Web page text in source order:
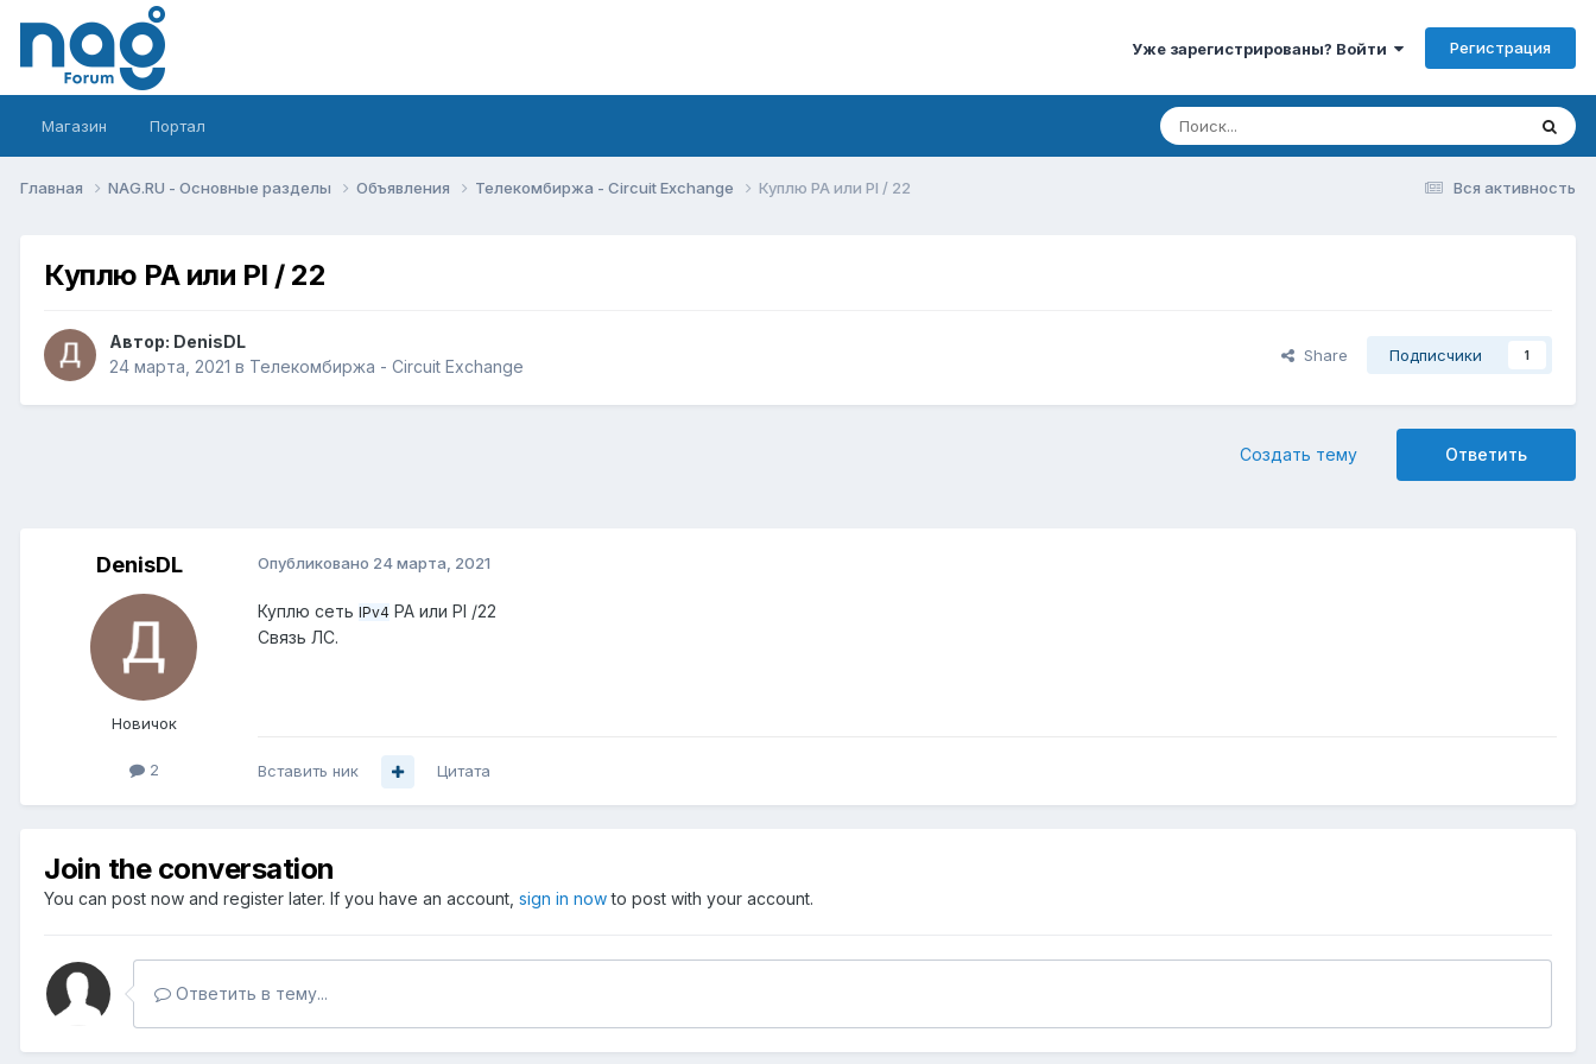
Уже зарегистрированы? Войти Регистрация
Магазин Портал
Вся активность
Главная NAG.RU - Основные разделы Объявления Телекомбиржа - Circuit Exchange Куплю PA или PI / 22
Куплю PA или PI / 22
Автор: DenisDL
24 марта, 2021 в Телекомбиржа - Circuit Exchange
Share Подписчики 1
Ответить
Создать тему
DenisDL
Новичок
2
Опубликовано 24 марта, 2021
Куплю сеть IPv4 PA или PI /22
Связь ЛС.
Вставить ник Цитата
Join the conversation
You can post now and register later. If you have an account, sign in nowto post with your account.
Ответить в тему...